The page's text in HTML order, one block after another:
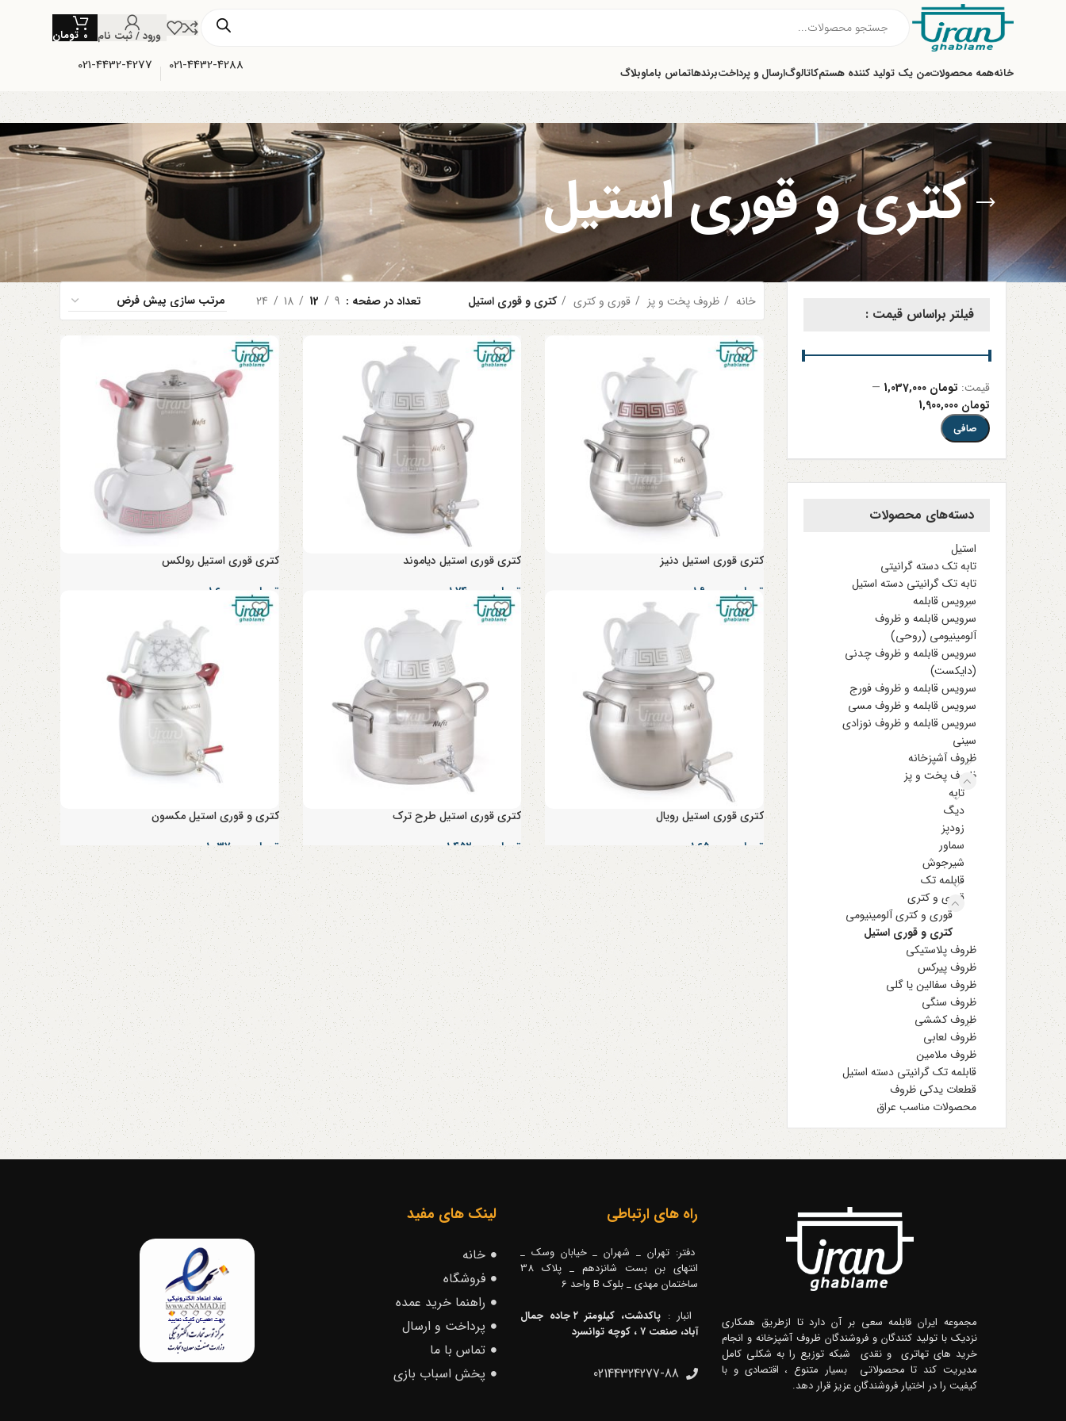
ورود / ثبت نام تومان
خانههمه محصولاتمن یک تولید کننده هستمکاتالوگارسال و پرداختبرندهاتماس باماوبلاگ 021-4432-4277 021-4432-4288
کتری و قوری استیل
فیلتر براساس قیمت :
صافی
قيمت: تومان 1,037,000
—
تومان 1,900,000
دسته‌های محصولات
استیل
تابه تک دسته گرانیتی
تابه تک گرانیتی دسته استیل
سرویس قابلمه
سرویس قابلمه و ظروف
آلومینیومی (روحی)
سرویس قابلمه و ظروف چدنی
(دایکست)
سرویس قابلمه و ظروف فورج
سرویس قابلمه و ظروف مسی
سرویس قابلمه و ظروف نوزادی
سینی
ظروف آشپزخانه
ظروف پخت و پز
تابه
دیگ
زودپز
سماور
شیرجوش
قابلمه تک
قوری و کتری
قوری و کتری آلومینیومی
کتری و قوری استیل
ظروف پلاستیکی
ظروف پیرکس
ظروف سفالین یا گلی
ظروف سنگی
ظروف کششی
ظروف لعابی
ظروف ملامین
قابلمه تک گرانیتی دسته استیل
قطعات یدکی ظروف
محصولات مناسب عراق
خانه ظروف پخت و پز قوری و کتری کتری و قوری استیل تعداد در صفحه 9
12
18
24
کتری قوری استیل دنیز
تومان۱,۹۰۰,۰۰۰
کتری قوری استیل دیاموند
تومان۱,۷۴۰,۰۰۰
کتری قوری استیل رولکس
تومان۱,۶۰۰,۰۰۰
کتری قوری استیل رویال
تومان
کتری قوری استیل طرح ترک
تومان۱,۴۵۲,۰۰۰
کتری و قوری استیل مکسون
تومان ۱,۰۳۷,۰۰۰
مجموعه ایران قابلمه سعی بر آن دارد تا ازطریق همکاری
نزدیک با تولید کنندگان و فروشندگان ظروف آشپزخانه و انجام
خرید های تهاتری و نقدی شبکه توزیع را به شکلی کامل
مدیریت کند تا محصولاتی بسیار متنوع ، اقتصادی و با
کیفیت را در اختیار فروشندگان عزیز قرار دهد.
راه های ارتباطی
دفتر: تهران _ شهران _ خیابان وسک _
انتهای بن بست شانزدهم _ پلاک 38
ساختمان مهدی _ بلوک B واحد 6
انبار :
پاکدشت، کیلومتر ۲ جاده جمال
آباد، صنعت ۷ ، کوچه توانسرد
02144324277-88
لینک های مفید
خانه
فروشگاه
راهنما خرید عمده
پرداخت و ارسال
تماس با ما
پخش اسباب بازی